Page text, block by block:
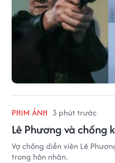
PHIM ẢNH 3 phút trước
Lê Phương và chồng
Vợ chồng diễn viên Lê
trong hôn nhân.